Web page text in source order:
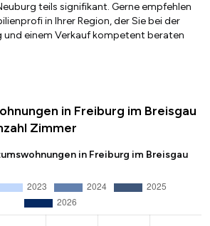
teils signifikant. Gerne empfehlen
in Ihrer Region, der Sie bei der
einem Verkauf kompetent beraten
in Freiburg im Breisgau
Zimmer
in Freiburg im Breisgau